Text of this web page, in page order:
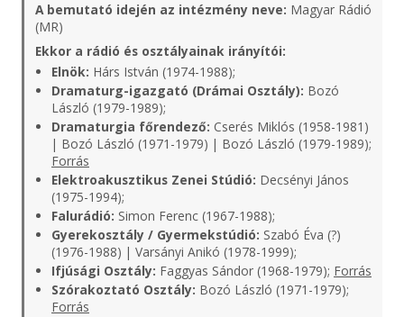
A bemutató idején az intézmény neve: Magyar Rádió
(MR)
Ekkor a rádió és osztályainak irányítói:
Elnök: Hárs István (1974-1988);
Dramaturg-igazgató (Drámai Osztály): Bozó
László (1979-1989);
Dramaturgia főrendező: Cserés Miklós (1958-1981)
| Bozó László (1971-1979) | Bozó László (1979-1989);
Forrás
Elektroakusztikus Zenei Stúdió: Decsényi János
(1975-1994);
Falurádió: Simon Ferenc (1967-1988);
Gyerekosztály / Gyermekstúdió: Szabó Éva (?)
(1976-1988) | Varsányi Anikó (1978-1999);
Ifjúsági Osztály: Faggyas Sándor (1968-1979); Forrás
Szórakoztató Osztály: Bozó László (1971-1979);
Forrás